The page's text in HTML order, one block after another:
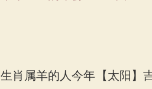
属羊的人2026年整体运势
生肖属羊的人今年【太阳】